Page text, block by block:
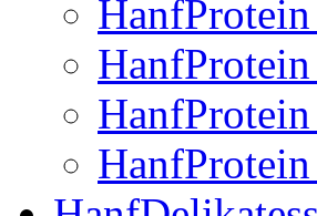
HanfProtein